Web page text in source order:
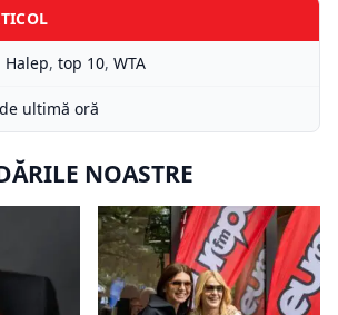
Halep, top 10, WTA
ultimă oră
NOASTRE